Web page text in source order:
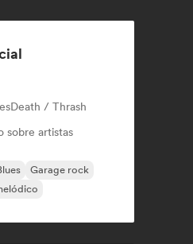
Death / Thrash
sobre artistas
Garage rock